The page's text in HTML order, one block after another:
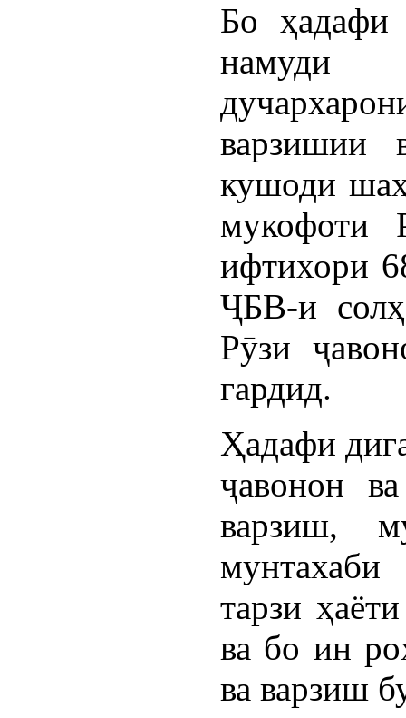
Бо ҳадафи
намуди
варзишии
кушоди
мукофоти
ифтихори
ҶБВ-и
Рӯзи
гардид.
Ҳадафи
ҷавонон
варзиш,
тарзи
ва бо ин
ва варзиш